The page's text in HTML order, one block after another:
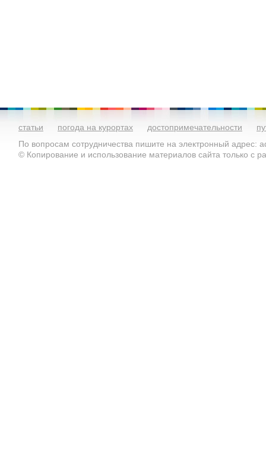
статьи погода на курортах достопримечательности
По вопросам сотрудничества пишите на электронный адрес:
© Копирование и использование материалов сайта только с